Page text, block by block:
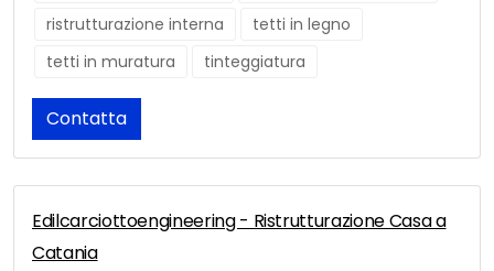
ristrutturazione interna
tetti in legno
tetti in muratura
tinteggiatura
Contatta
Edilcarciottoengineering - Ristrutturazione Casa a
Catania